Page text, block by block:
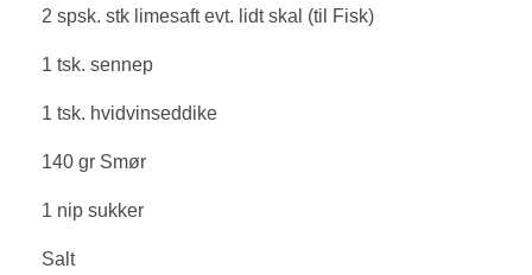
2 spsk. stk limesaft evt. lidt skal (til Fisk)
1 tsk. sennep
1 tsk. hvidvinseddike
140 gr Smør
1 nip sukker
Salt